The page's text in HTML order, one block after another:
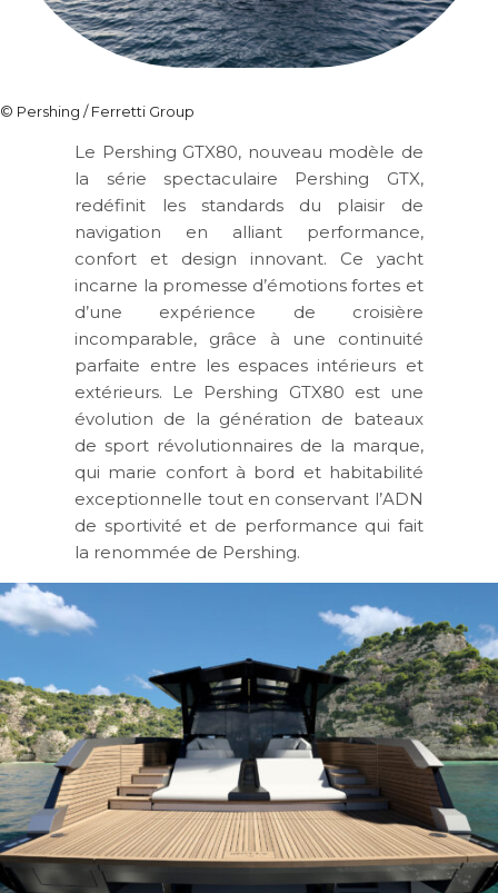
© Pershing / Ferretti Group
Le Pershing GTX80, nouveau modèle de
la série spectaculaire Pershing GTX,
redéfinit les standards du plaisir de
navigation en alliant performance,
confort et design innovant. Ce yacht
incarne la promesse d’émotions fortes et
d’une expérience de croisière
incomparable, grâce à une continuité
parfaite entre les espaces intérieurs et
extérieurs. Le Pershing GTX80 est une
évolution de la génération de bateaux
de sport révolutionnaires de la marque,
qui marie confort à bord et habitabilité
exceptionnelle tout en conservant l’ADN
de sportivité et de performance qui fait
la renommée de Pershing.